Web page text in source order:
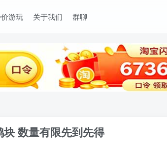
游玩 关于我们 群聊
数量有限先到先得